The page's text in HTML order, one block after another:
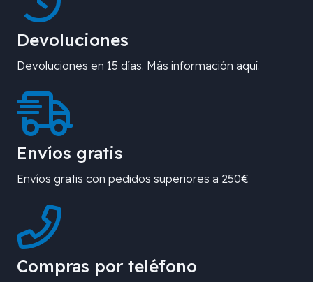
Devoluciones
Devoluciones en 15 días. Más información aquí.
Envíos gratis
Envíos gratis con pedidos superiores a 250€
Compras por teléfono